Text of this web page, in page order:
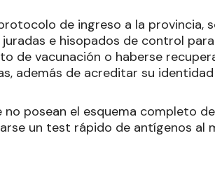
de ingreso a la provincia,
e hisopados de control
de vacunación o haberse
además de acreditar su
no posean el esquema completo
un test rápido de antígenos al